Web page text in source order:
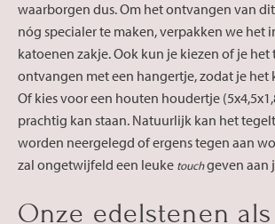
waarborgen dus. Om het ontvangen van
nóg specialer te maken, verpakken we het
katoenen zakje. Ook kun je kiezen of je
ontvangen met een hangertje, zodat je het
Of kies voor een houten houdertje
prachtig kan staan. Natuurlijk kan het
worden neergelegd of ergens tegen aan
zal ongetwijfeld een leuke touchgeven aan
Onze edelstenen als